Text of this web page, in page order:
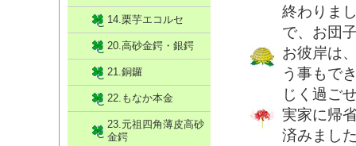
終わりま
で、お団
お彼岸は
う事もで
じく過ご
実家に帰
済みまし
14.栗芋エコルセ
20.高砂金鍔・銀鍔
21.銅鑼
22.もなか本金
23.元祖四角薄皮高砂
金鍔